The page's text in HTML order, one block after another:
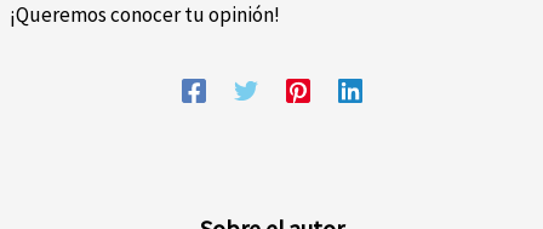
¡Queremos conocer tu opinión!